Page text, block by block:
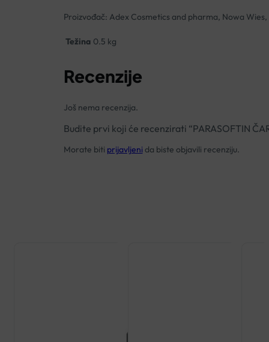
Proizvođač: Adex Cosmetics and pharma, Nowa Wies,
Težina 0.5 kg
Recenzije
Još nema recenzija.
Budite prvi koji će recenzirati “PARASOFTIN
Morate biti prijavljeni da biste objavili recenziju.